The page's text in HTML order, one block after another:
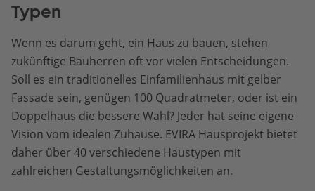
Typen
Wenn es darum geht, ein Haus zu bauen, stehen
zukünftige Bauherren oft vor vielen Entscheidungen.
Soll es ein traditionelles Einfamilienhaus mit gelber
Fassade sein, genügen 100 Quadratmeter, oder ist ein
Doppelhaus die bessere Wahl? Jeder hat seine eigene
Vision vom idealen Zuhause. EVIRA Hausprojekt bietet
daher über 40 verschiedene Haustypen mit
zahlreichen Gestaltungsmöglichkeiten an.